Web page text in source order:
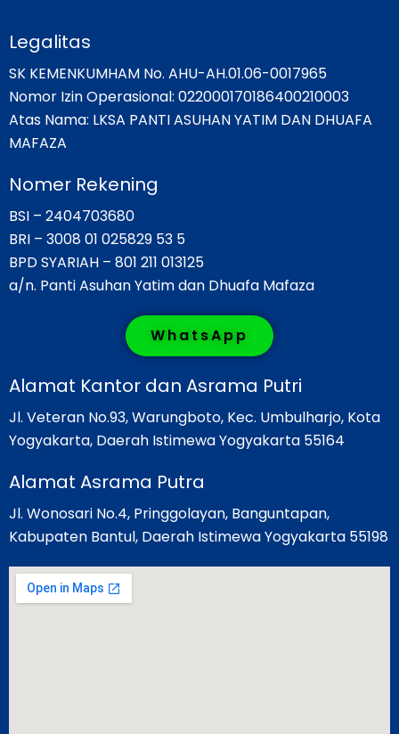
Legalitas
SK KEMENKUMHAM No. AHU-AH.01.06-0017965
Nomor Izin Operasional: 022000170186400210003
Atas Nama: LKSA PANTI ASUHAN YATIM DAN DHUAFA
MAFAZA
Nomer Rekening
BSI – 2404703680
BRI – 3008 01 025829 53 5
BPD SYARIAH – 801 211 013125
a/n. Panti Asuhan Yatim dan Dhuafa Mafaza
WhatsApp
Alamat Kantor dan Asrama Putri
Jl. Veteran No.93, Warungboto, Kec. Umbulharjo, Kota
Yogyakarta, Daerah Istimewa Yogyakarta 55164
Alamat Asrama Putra
Jl. Wonosari No.4, Pringgolayan, Banguntapan,
Kabupaten Bantul, Daerah Istimewa Yogyakarta 55198